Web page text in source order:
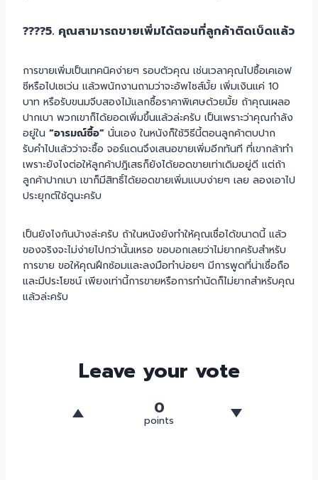
????5. คุณสามารถขายเพิ่มได้ตอนที่ลูกค้าติดเบ็ดแล้ว
การขายเพิ่มเป็นเทคนิคง่ายๆ รอบตัวคุณ เช่นเวลาคุณไปซื้อเคเอฟ
ซีหรือไปเซเว่น แล้วพนักงานถามว่าจะอัพไซส์มั้ย เพิ่มเงินแค่ 10
บาท หรือรับขนมจีบสองไม้แลกซื้อราคาพิเศษด้วยมั้ย ถ้าคุณเผลอ
ปากเบา พวกเขาก็ได้ยอดเพิ่มขึ้นแล้วล่ะครับ เป็นเพราะว่าคุณกำลัง
อยู่ใน “อารมณ์ซื้อ” นั่นเอง ในหนังก็ใช้วิธีนี้ตอนลูกค้าตบปาก
รับคำไปแล้วว่าจะซื้อ จอร์แดนจึงเสนอขายเพิ่มอีกทันที ที่เขากล้าทำ
เพราะยังไงต่อให้ลูกค้าปฎิเสธก็ยังได้ยอดขายเท่าเดิมอยู่ดี แต่ถ้า
ลูกค้าปากเบา เขาก็มีสิทธิ์ได้ยอดขายเพิ่มแบบง่ายๆ เลย ลองเอาไป
ประยุกต์ใช้ดูนะครับ
เป็นยังไงกันบ้างล่ะครับ ถ้าในหนังยังทำให้คุณเชื่อได้ขนาดนี้ แล้ว
ของจริงจะไม่ง่ายไปกว่านั้นเหรอ ขอบอกเลยว่าไม่ยากครับสำหรับ
การขาย ขอให้คุณฝึกซ้อมและลงมือทำบ่อยๆ มีการพูดที่น่าเชื่อถือ
และมีประโยชน์ เพียงเท่านี้การขายหรือการทำนัดก็ไม่ยากสำหรับคุณ
แล้วล่ะครับ
Leave your vote
0
points